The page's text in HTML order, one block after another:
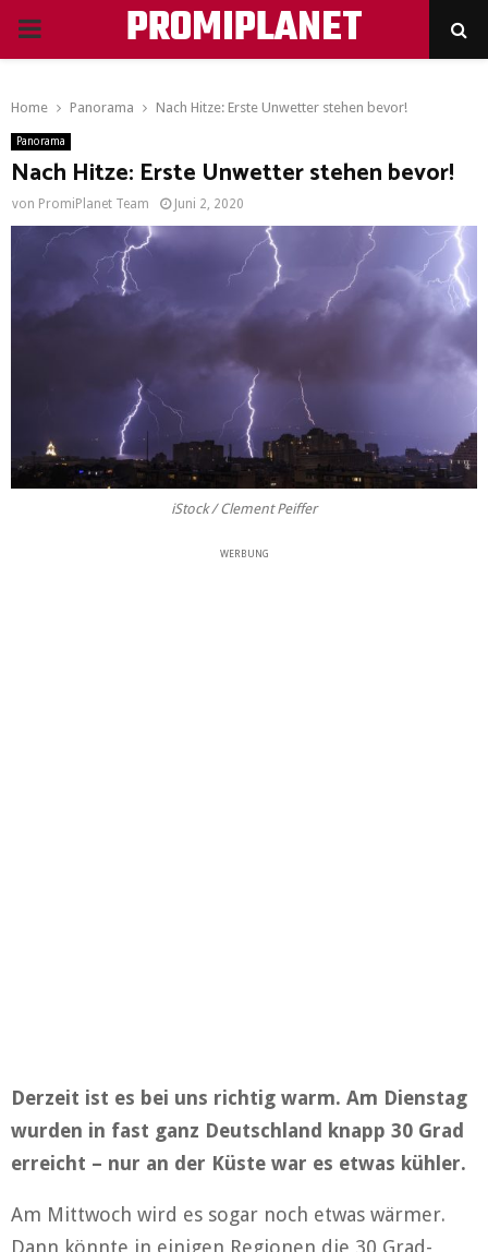
PRIMARY
PROMIPLANET
Home Panorama Nach Hitze: Erste Unwetter stehen bevor!
Panorama
Nach Hitze: Erste Unwetter stehen bevor!
von PromiPlanet Team Juni 2, 2020
iStock / Clement Peiffer
WERBUNG
Derzeit ist es bei uns richtig warm. Am Dienstag
wurden in fast ganz Deutschland knapp 30 Grad
erreicht – nur an der Küste war es etwas kühler.
Am Mittwoch wird es sogar noch etwas wärmer.
Dann könnte in einigen Regionen die 30 Grad-